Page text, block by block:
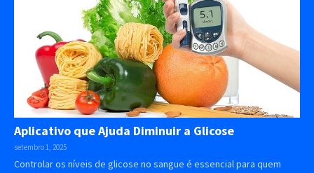
Aplicativo que Ajuda Diminuir a Glicose
setembro 1, 2025
Controlar os níveis de glicose no sangue é essencial para quem